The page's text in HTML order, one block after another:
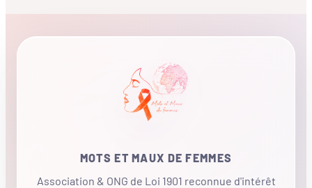
MOTS ET MAUX DE FEMMES
Association & ONG de Loi 1901 reconnue d'intérêt